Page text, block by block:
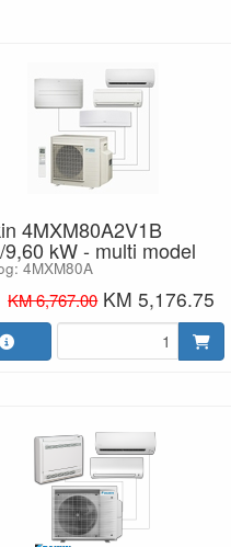
4MXM80A2V1B
kW - multi model
4MXM80A
KM 6,767.00 KM 5,176.75